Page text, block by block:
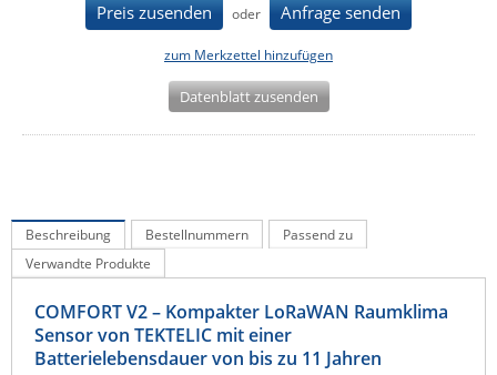
Kramer Electronics
LigoWave
Netio
Panorama Antennas
PatchSee
Power Kingdom
Preis zusenden oder Anfrage senden
zum Merkzettel hinzufügen
Datenblatt zusenden
Beschreibung Bestellnummern
Passend zu
Verwandte Produkte
COMFORT V2 – Kompakter LoRaWAN Raumklima
Sensor von TEKTELIC mit einer
Batterielebensdauer von bis zu 11 Jahren